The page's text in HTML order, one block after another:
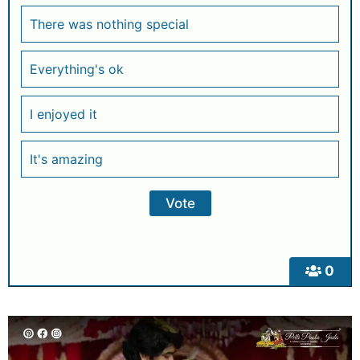
0
There was nothing special
Everything's ok
I enjoyed it
It's amazing